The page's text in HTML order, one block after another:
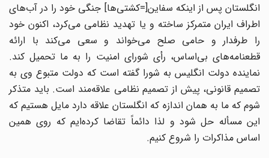
انگلستان پس از اینکه سفاین[=کشتی‌ها] جنگی خود را در آب‌های
اطراف ایران متمرکز ساخته و یا تهدید نظامی می‌کرد، اکنون خود
را طرفدار و حامی صلح می‌خواند و سعی می‌کند با ارائه
قطعنامه‌های بی‌اساس، رأی شورای امنیت را به ما تحمیل کند.
نماینده دولت انگلیس به شورا گفته است که دولت متبوع وی به
تصمیم قانونی، پیش از تصمیم نظامی علاقه‌مند است. باید متذکر
شوم که ما به همان اندازه که انگلستان علاقه دارد مایل هستیم که
این مسأله حل شود و لذا دائماً تقاضا کرده‌ایم که روی همین
اساس مذاکرات را شروع کنیم.